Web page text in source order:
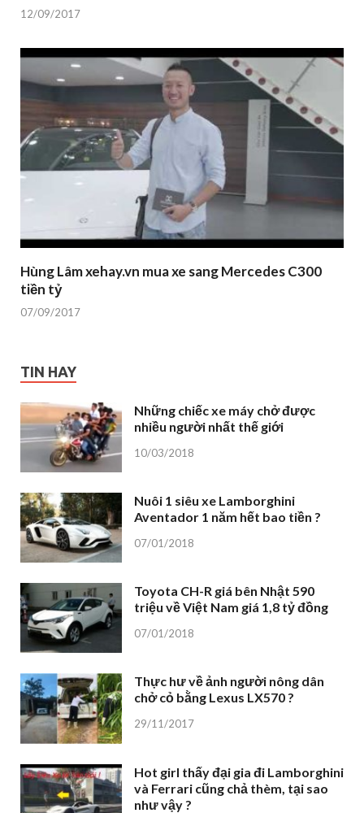
12/09/2017
Hùng Lâm xehay.vn mua xe sang Mercedes C300
tiền tỷ
07/09/2017
TIN HAY
Những chiếc xe máy chở được
nhiều người nhất thế giới
10/03/2018
Nuôi 1 siêu xe Lamborghini
Aventador 1 năm hết bao tiền ?
07/01/2018
Toyota CH-R giá bên Nhật 590
triệu về Việt Nam giá 1,8 tỷ đồng
07/01/2018
Thực hư về ảnh người nông dân
chở cỏ bằng Lexus LX570 ?
29/11/2017
Hot girl thấy đại gia đi Lamborghini
và Ferrari cũng chả thèm, tại sao
như vậy ?